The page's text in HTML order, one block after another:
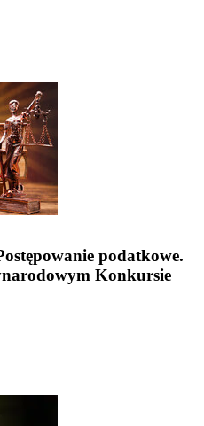
podatkowe.
Konkursie